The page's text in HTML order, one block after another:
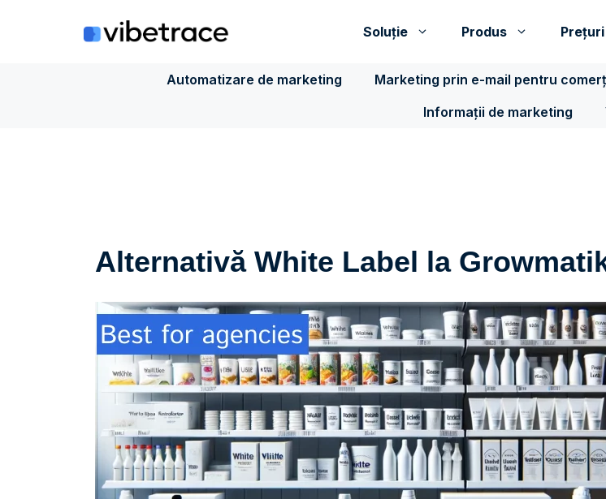
Soluţie Produs Prețuri
Automatizare de marketing Marketing prin e-mail pentru
Informații de marketing
Alternativă White Label la